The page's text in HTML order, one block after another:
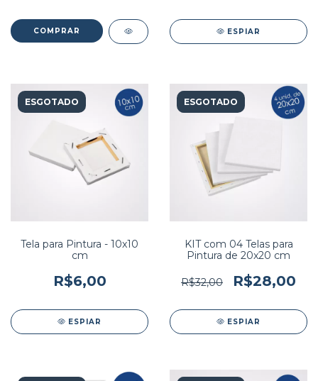
ESPIAR
ESGOTADO
Tela para Pintura - 10x10
cm
R$6,00
ESPIAR
ESGOTADO
KIT com 04 Telas para
Pintura de 20x20 cm
R$32,00 R$28,00
ESPIAR